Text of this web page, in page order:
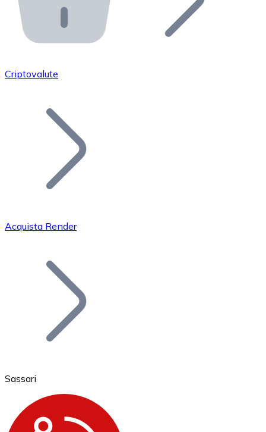
API Bitnovo
Integra la nostra API nel tuo ecosistema.
Unisciti alla nostra rete di rivenditori e
Aggiungi il token del tuo progetto al nostro servizio di
Bitcoin
Criptovalute
Acquista Render
Sassari